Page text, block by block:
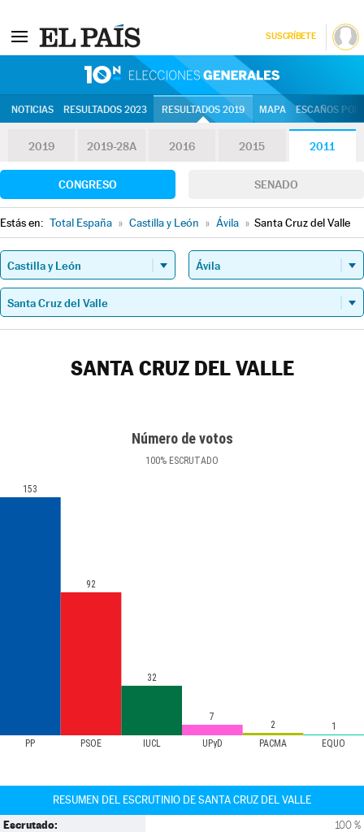
SUSCRÍBETE
NOTICIAS RESULTADOS 2023 RESULTADOS 2019 MAPA ESCAÑOS
2019 2019-28A 2016 2015 2011
CONGRESO SENADO
Estás en: Total España » Castilla y León » Ávila » Santa Cruz del Valle
SANTA CRUZ DEL VALLE
Número de votos
100% ESCRUTADO
PP PSOE IUCL UPyD PACMA EQUO
153
92
32
7
2 1
RESUMEN DEL ESCRUTINIO DE SANTA CRUZ DEL VALLE
Escrutado: 100 %